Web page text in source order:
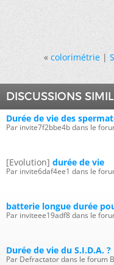
« colorimétrie|
DISCUSSIONS
Durée de vie des
Par invite7f2bbe4b dans le
[Evolution] durée de vie
Par invite6daf4ee1 dans le
batterie longue durée
Par inviteee19adf8 dans le
Durée de vie du S.I.D.A. ?
Par Defractator dans le forum